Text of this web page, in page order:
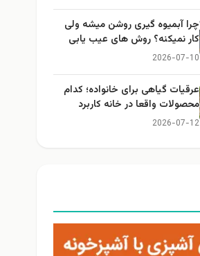
چرا آبمیوه گیری روشن میشه ولی
کار نمیکنه؟ روش های عیب یابی
2026-07-10
عرقیات گیاهی برای خانواده؛ کدام
محصولات واقعا در خانه کاربرد
دارند؟
2026-07-12